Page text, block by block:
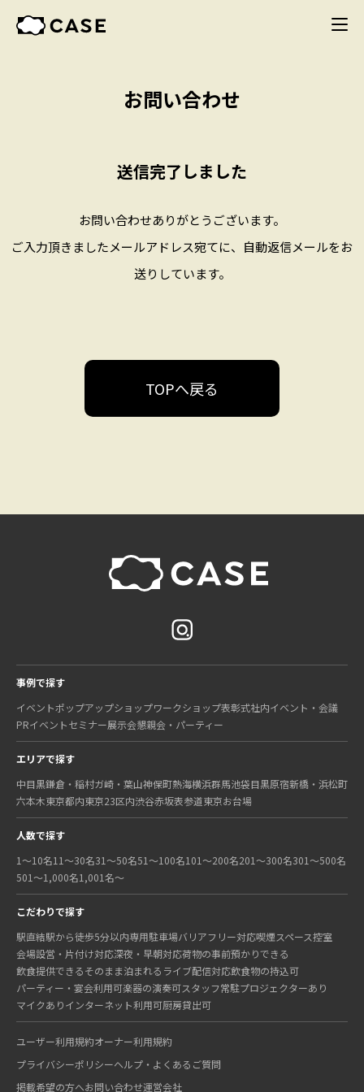
お問い合わせ
送信完了しました
お問い合わせありがとうございます。
ご入力頂きましたメールアドレス宛てに、自動返信メールをお
送りしています。
TOPへ戻る
事例で探す
イベントポップアップショップワークショップ表彰式社内イベント・会議
PRイベントセミナー展示会懇親会・パーティー
エリアで探す
中目黒鎌倉・稲村ガ崎・葉山神保町熱海横浜群馬池袋目黒原宿新橋・浜松町
六本木東京都内東京23区内渋谷赤坂表参道東京お台場
人数で探す
1〜10名11〜30名31〜50名51〜100名101〜200名201〜300名301〜500名
501〜1,000名1,001名〜
こだわりで探す
駅直結駅から徒歩5分以内専用駐車場バリアフリー対応喫煙スペース控室
会場設営・片付け対応深夜・早朝対応荷物の事前預かりできる
飲食提供できるそのまま泊まれる ライブ配信対応飲食物の持込可
パーティー・宴会利用可楽器の演奏可スタッフ常駐プロジェクターあり
マイクありインターネット利用可厨房貸出可
ユーザー利用規約オーナー利用規約
プライバシーポリシーヘルプ・よくあるご質問
掲載希望の方へお問い合わせ運営会社